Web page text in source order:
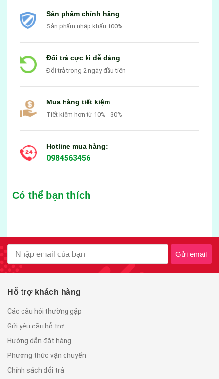
Sản phẩm chính hãng
Sản phẩm nhập khẩu 100%
Đổi trả cực kì dễ dàng
Đổi trả trong 2 ngày đầu tiên
Mua hàng tiết kiệm
Tiết kiệm hơn từ 10% - 30%
Hotline mua hàng:
0984563456
Có thể bạn thích
Gửi email
Hỗ trợ khách hàng
Các câu hỏi thường gặp
Gửi yêu cầu hỗ trợ
Hướng dẫn đặt hàng
Phương thức vận chuyển
Chính sách đổi trả